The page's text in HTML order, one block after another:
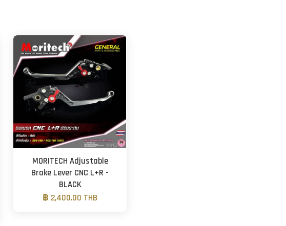
MORITECH Adjustable
Brake Lever CNC L+R -
BLACK
฿ 2,400.00 THB